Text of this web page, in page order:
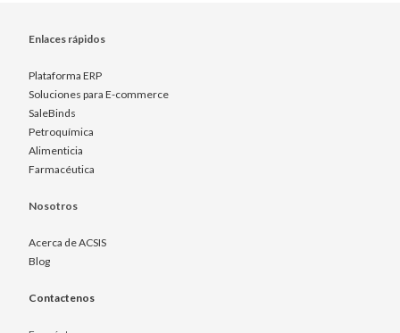
Enlaces rápidos
Plataforma ERP
Soluciones para E-commerce
SaleBinds
Petroquímica
Alimenticia
Farmacéutica
Nosotros
Acerca de ACSIS
Blog
Contactenos